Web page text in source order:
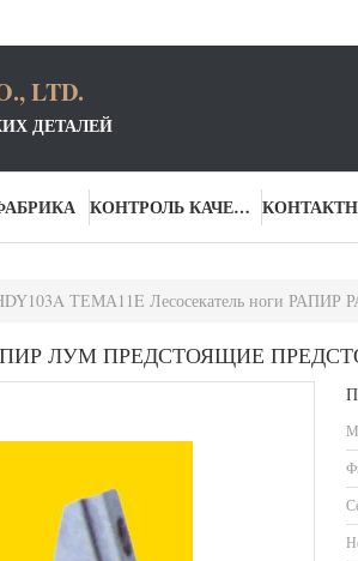
LTD.
ДЕТАЛЕЙ
КОНТРОЛЬ КАЧЕСТВА
ТЕМА11E Лесосекатель ноги
РАПИР ЛУМ ПРЕДСТОЯЩИЕ